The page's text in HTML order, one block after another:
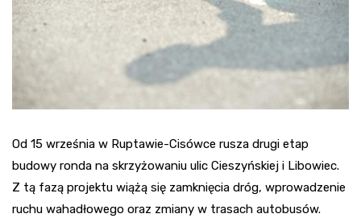
Od 15 września w Ruptawie-Cisówce rusza drugi etap
budowy ronda na skrzyżowaniu ulic Cieszyńskiej i Libowiec.
Z tą fazą projektu wiążą się zamknięcia dróg, wprowadzenie
ruchu wahadłowego oraz zmiany w trasach autobusów.